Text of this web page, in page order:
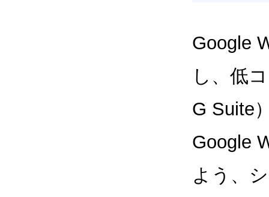
Google
し、低
G Suite
Google
よう、